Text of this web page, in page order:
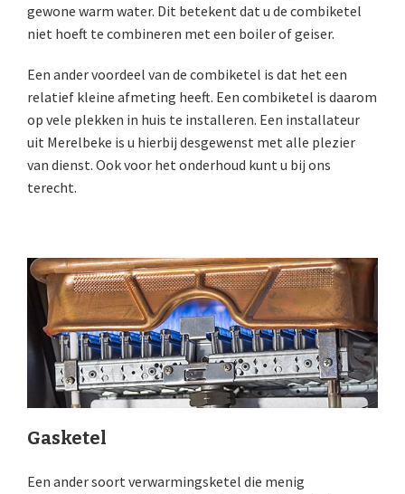
gewone warm water. Dit betekent dat u de combiketel
niet hoeft te combineren met een boiler of geiser.
Een ander voordeel van de combiketel is dat het een
relatief kleine afmeting heeft. Een combiketel is daarom
op vele plekken in huis te installeren. Een installateur
uit Merelbeke is u hierbij desgewenst met alle plezier
van dienst. Ook voor het onderhoud kunt u bij ons
terecht.
Gasketel
Een ander soort verwarmingsketel die menig